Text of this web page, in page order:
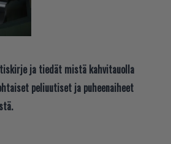
ja tiedät mistä kahvitauolla
peliuutiset ja puheenaiheet